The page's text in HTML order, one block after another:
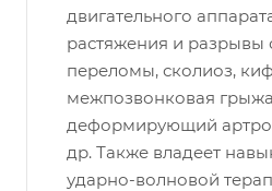
двигательного
растяжения и разрывы
переломы, сколиоз,
межпозвонковая
деформирующий
др. Также владеет
ударно-волновой